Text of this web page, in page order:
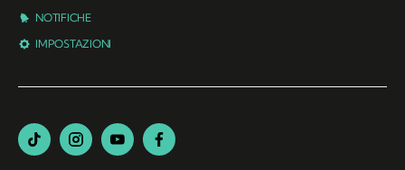
NOTIFICHE
IMPOSTAZIONI